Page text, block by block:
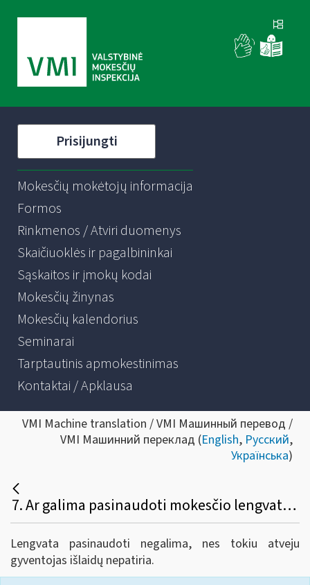
Prisijungti
Mokesčių mokėtojų informacija
Formos
Rinkmenos / Atviri duomenys
Skaičiuoklės ir pagalbininkai
Sąskaitos ir įmokų kodai
Mokesčių žinynas
Mokesčių kalendorius
Seminarai
Tarptautinis apmokestinimas
Kontaktai / Apklausa
VMI Machine translation / VMI Машинный перевод /
VMI Машинний переклад (English, Русский,
Українська)
7. Ar galima pasinaudoti mokesčio lengvata, jeigu papildomas pensijų įmokas gyventojo naudai moka darbdavys?
Lengvata pasinaudoti negalima, nes tokiu atveju
gyventojas išlaidų nepatiria.